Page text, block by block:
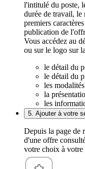
l'intitulé du poste,
durée de travail, le
premiers
publication de
Vous accédez au
ou sur le logo sur
le détail du
le détail du
les
la
les
5. Ajouter à votre
Depuis la page de
d'une offre
votre choix à